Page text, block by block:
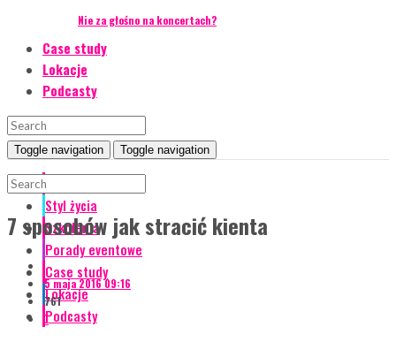
Nie za głośno na koncertach?
Case study
Lokacje
Podcasty
Toggle navigation Toggle navigation
Event Talks
Styl życia
Szkolenia
Porady eventowe
Case study
Lokacje
Podcasty
7 sposobów jak stracić kienta
5 maja 2016 09:16
761
0